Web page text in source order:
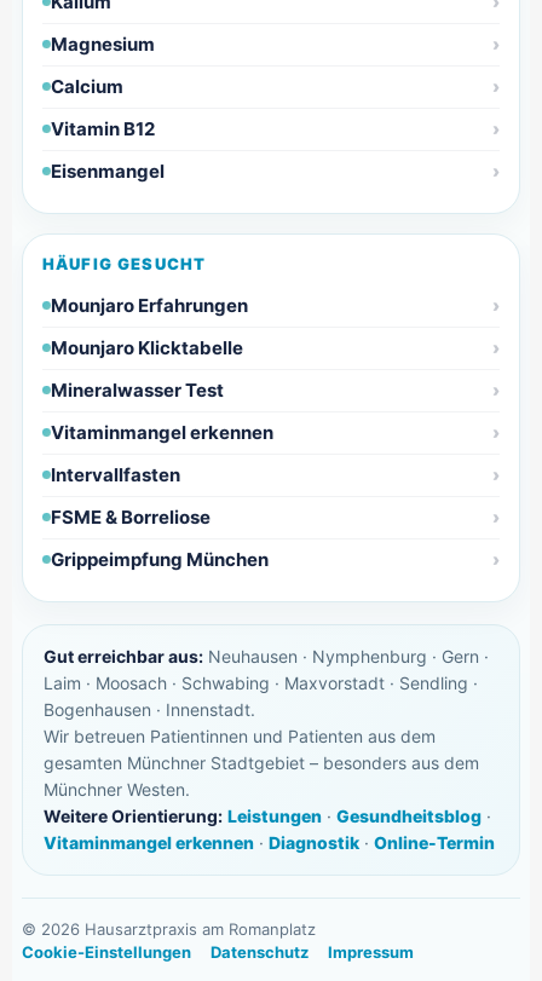
Magnesium
Calcium
Vitamin B12
Eisenmangel
HÄUFIG GESUCHT
Mounjaro Erfahrungen
Mounjaro Klicktabelle
Mineralwasser Test
Vitaminmangel erkennen
Intervallfasten
FSME & Borreliose
Grippeimpfung München
Gut erreichbar aus:Neuhausen · Nymphenburg · Gern ·
Laim · Moosach · Schwabing · Maxvorstadt · Sendling ·
Bogenhausen · Innenstadt.
Wir betreuen Patientinnen und Patienten aus dem
gesamten Münchner Stadtgebiet – besonders aus dem
Münchner Westen.
Weitere Orientierung: Leistungen· Gesundheitsblog·
Vitaminmangel erkennen· Diagnostik· Online-Termin
© 2026Hausarztpraxis am Romanplatz
Cookie-Einstellungen
Datenschutz Impressum